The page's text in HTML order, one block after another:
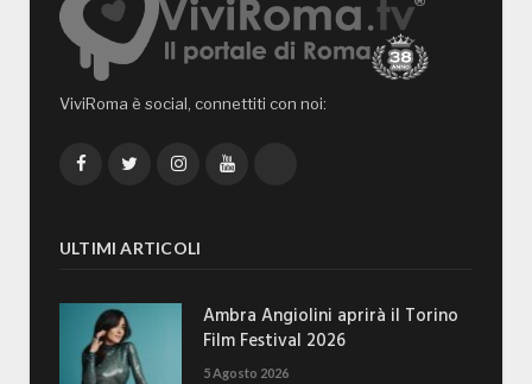
ViviRoma è social, connettiti con noi:
FacebookTwitterInstagramYouTube
ULTIMI ARTICOLI
Ambra Angiolini aprirà il Torino
Film Festival 2026
5 Agosto 2026